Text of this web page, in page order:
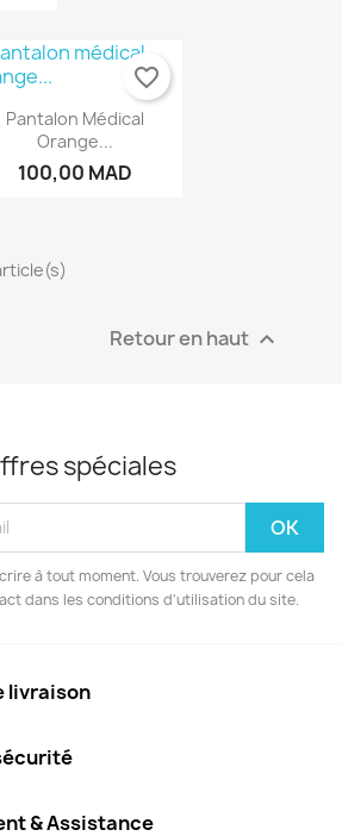
Pantalon Médical
Orange...
100,00 MAD
favorite_border
Retour en haut 
spéciales
à tout moment. Vous trouverez pour cela
dans les conditions d'utilisation du site.
livraison
& Assistance